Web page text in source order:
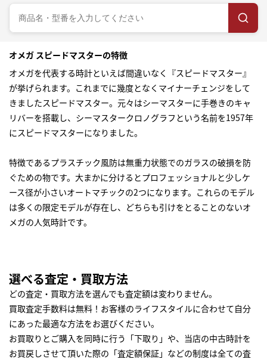
オメガ スピードマスターの特徴
オメガを代表する時計といえば間違いなく『スピードマスター』
が挙げられます。これまでに幾度となくマイナーチェンジをして
きましたスピードマスター。元々はシーマスターに手巻きのキャ
リバーを搭載し、シーマスタークロノグラフという名前を1957年
にスピードマスターになりました。
特徴であるプラスチック風防は無重力状態でのガラスの破損を防
ぐための物です。大まかに分けるとプロフェッショナルと少しケ
ース径が小さいオートマチックの2つになります。これらのモデル
は多くの限定モデルが存在し、どちらも引けをとることのないオ
メガの人気時計です。
選べる査定・買取方法
どの査定・買取方法を選んでも査定額は変わりません。
買取査定手数料は無料！お客様のライフスタイルに合わせて自分
にあった最適な方法をお選びください。
お買取りとご購入を同時に行う「下取り」や、当店の中古時計を
お買戻しさせて頂いた際の「査定額保証」などの制度は全ての査